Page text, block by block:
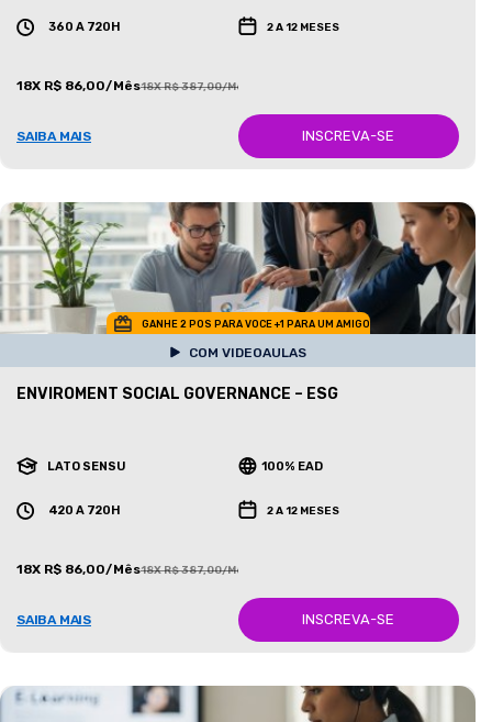
360 A 720H 2 A 12 MESES
18X R$ 86,00/Mês18X R$ 387,00/Mês
SAIBA MAIS INSCREVA-SE
GANHE 2 POS PARA VOCE +1 PARA UM AMIGO
COM VIDEOAULAS
ENVIROMENT SOCIAL GOVERNANCE – ESG
LATO SENSU 100% EAD
420 A 720H 2 A 12 MESES
18X R$ 86,00/Mês18X R$ 387,00/Mês
SAIBA MAIS INSCREVA-SE